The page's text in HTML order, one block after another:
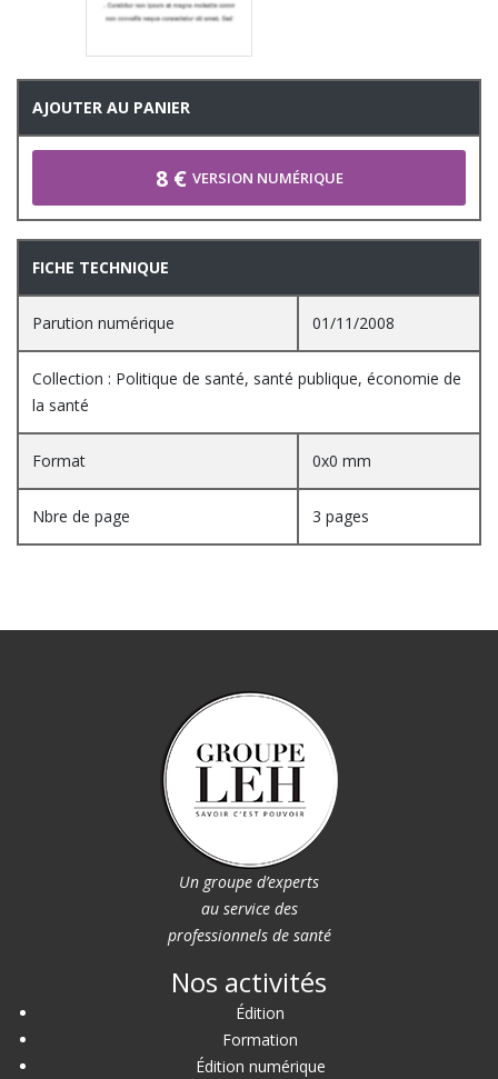
AJOUTER AU PANIER
8 € VERSION NUMÉRIQUE
FICHE TECHNIQUE
Parution numérique 01/11/2008
Collection : Politique de santé, santé publique, économie de
la santé
Format 0x0 mm
Nbre de page 3 pages
Un groupe d’experts
au service des
professionnels de santé
Nos activités
Édition
Formation
Édition numérique